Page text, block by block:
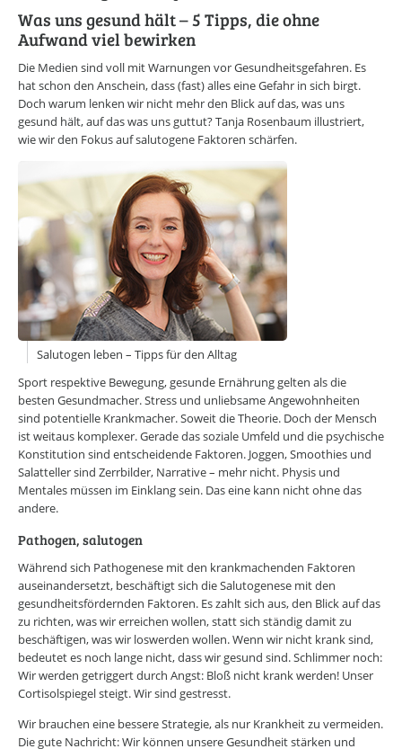
Personal Coaching
Wunscharbeitgeber-News
E-Bibliothek
E-Videothek
Veranstaltungen
CAREERS LOUNGENEWSLETTER
Mit dem E-Mail Newsletter informieren wir Sie regelmäßig über
spannende Neuigkeiten innerhalb der CAREERS LOUNGE.
NEWSLETTER ANMELDUNG
CAREERS LOUNGEWISSENSVORSPRUNG
Erfolg leben
Marke ICH entwickeln
Neues entdecken
Zeit nehmen
Flagge zeigen
CAREERS LOUNGENETZWERK
Online-Wissensforum
Über uns
Presse
Werbemöglichkeiten
Kontakt
Datenschutzerklärung
Was uns gesund hält – 5 Tipps, die ohne
Aufwand viel bewirken
Die Medien sind voll mit Warnungen vor Gesundheitsgefahren. Es
hat schon den Anschein, dass (fast) alles eine Gefahr in sich birgt.
Doch warum lenken wir nicht mehr den Blick auf das, was uns
gesund hält, auf das was uns guttut? Tanja Rosenbaum illustriert,
wie wir den Fokus auf salutogene Faktoren schärfen.
Salutogen leben – Tipps für den Alltag
Sport respektive Bewegung, gesunde Ernährung gelten als die
besten Gesundmacher. Stress und unliebsame Angewohnheiten
sind potentielle Krankmacher. Soweit die Theorie. Doch der Mensch
ist weitaus komplexer. Gerade das soziale Umfeld und die psychische
Konstitution sind entscheidende Faktoren. Joggen, Smoothies und
Salatteller sind Zerrbilder, Narrative – mehr nicht. Physis und
Mentales müssen im Einklang sein. Das eine kann nicht ohne das
andere.
Pathogen, salutogen
Während sich Pathogenese mit den krankmachenden Faktoren
auseinandersetzt, beschäftigt sich die Salutogenese mit den
gesundheitsfördernden Faktoren. Es zahlt sich aus, den Blick auf das
zu richten, was wir erreichen wollen, statt sich ständig damit zu
beschäftigen, was wir loswerden wollen. Wenn wir nicht krank sind,
bedeutet es noch lange nicht, dass wir gesund sind. Schlimmer noch:
Wir werden getriggert durch Angst: Bloß nicht krank werden! Unser
Cortisolspiegel steigt. Wir sind gestresst.
Wir brauchen eine bessere Strategie, als nur Krankheit zu vermeiden.
Die gute Nachricht: Wir können unsere Gesundheit stärken und